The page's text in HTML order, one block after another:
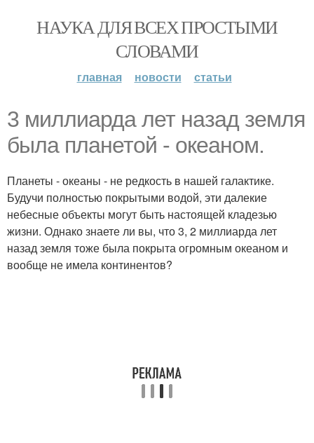
НАУКА ДЛЯ ВСЕХ ПРОСТЫМИ
СЛОВАМИ
главная новости статьи
3 миллиарда лет назад земля
была планетой - океаном.
Планеты - океаны - не редкость в нашей галактике.
Будучи полностью покрытыми водой, эти далекие
небесные объекты могут быть настоящей кладезью
жизни. Однако знаете ли вы, что 3, 2 миллиарда лет
назад земля тоже была покрыта огромным океаном и
вообще не имела континентов?